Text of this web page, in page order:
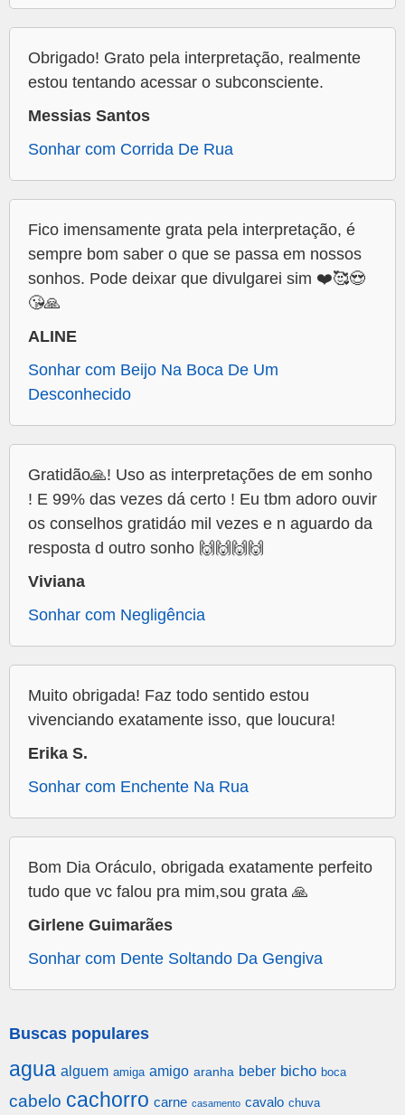
Obrigado! Grato pela interpretação, realmente
estou tentando acessar o subconsciente.
Messias Santos
Sonhar com Corrida De Rua
Fico imensamente grata pela interpretação, é
sempre bom saber o que se passa em nossos
sonhos. Pode deixar que divulgarei sim ❤️🥰😍
😘🙏
ALINE
Sonhar com Beijo Na Boca De Um
Desconhecido
Gratidão🙏! Uso as interpretações de em sonho
! E 99% das vezes dá certo ! Eu tbm adoro ouvir
os conselhos gratidáo mil vezes e n aguardo da
resposta d outro sonho 🙌🙌🙌🙌
Viviana
Sonhar com Negligência
Muito obrigada! Faz todo sentido estou
vivenciando exatamente isso, que loucura!
Erika S.
Sonhar com Enchente Na Rua
Bom Dia Oráculo, obrigada exatamente perfeito
tudo que vc falou pra mim,sou grata 🙏
Girlene Guimarães
Sonhar com Dente Soltando Da Gengiva
Buscas populares
agua alguem amiga amigo aranha beber bicho boca
cabelo cachorro carne casamento cavalo chuva